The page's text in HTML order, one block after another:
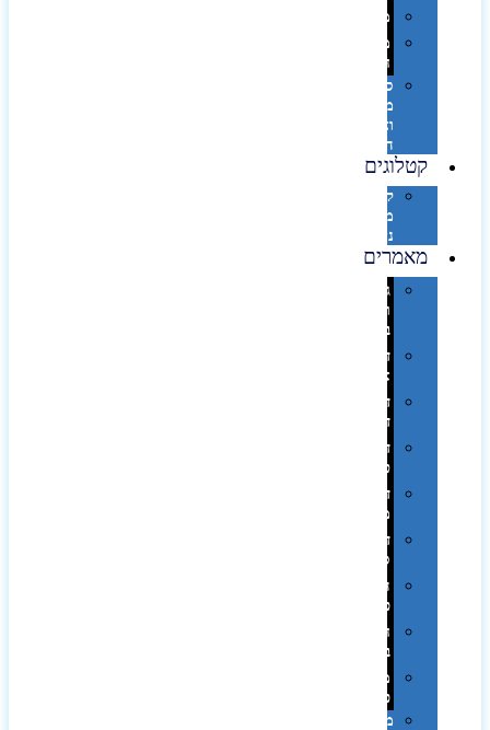
מטריות
מוצרי
חוף
סביבת
מחשב
וציוד
היקפי
קטלוגים
קטלוג
מוצרי
נייר
מאמרים
גימורים
והשבחות
בדפוס
דפוס
אופסט
דפוס
דיגיטלי
דפוס
טמפון
דפוס
משי
דפוס
סובלימציה
הדפס
פרוצס
חריטה
בלייזר
מהו
פנטון?
מיתוג